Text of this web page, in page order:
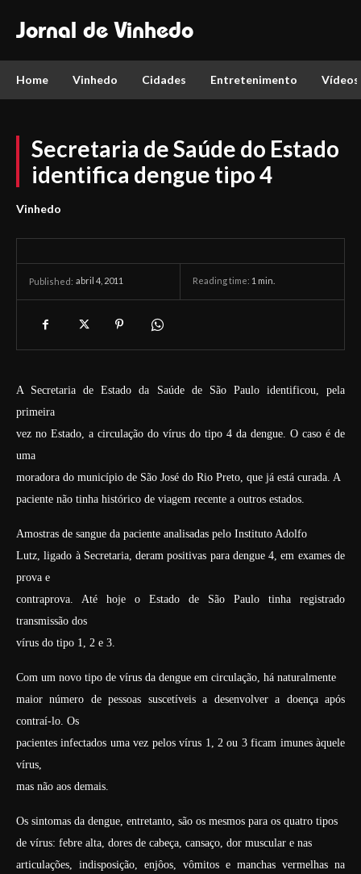
Jornal de Vinhedo
Home Vinhedo Cidades Entretenimento Vídeos
Secretaria de Saúde do Estado
identifica dengue tipo 4
Vinhedo
Published: abril 4, 2011 Reading time: 1 min.
A Secretaria de Estado da Saúde de São Paulo identificou, pela
primeira
vez no Estado, a circulação do vírus do tipo 4 da dengue. O caso é de
uma
moradora do município de São José do Rio Preto, que já está curada. A
paciente não tinha histórico de viagem recente a outros estados.
Amostras de sangue da paciente analisadas pelo Instituto Adolfo
Lutz, ligado à Secretaria, deram positivas para dengue 4, em exames de
prova e
contraprova. Até hoje o Estado de São Paulo tinha registrado
transmissão dos
vírus do tipo 1, 2 e 3.
Com um novo tipo de vírus da dengue em circulação, há naturalmente
maior número de pessoas suscetíveis a desenvolver a doença após
contraí-lo. Os
pacientes infectados uma vez pelos vírus 1, 2 ou 3 ficam imunes àquele
vírus,
mas não aos demais.
Os sintomas da dengue, entretanto, são os mesmos para os quatro tipos
de vírus: febre alta, dores de cabeça, cansaço, dor muscular e nas
articulações, indisposição, enjôos, vômitos e manchas vermelhas na